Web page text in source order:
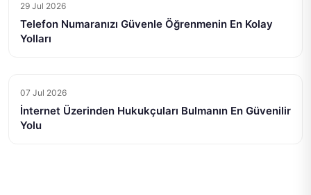
29 Jul 2026
Telefon Numaranızı Güvenle Öğrenmenin En Kolay
Yolları
07 Jul 2026
İnternet Üzerinden Hukukçuları Bulmanın En Güvenilir
Yolu